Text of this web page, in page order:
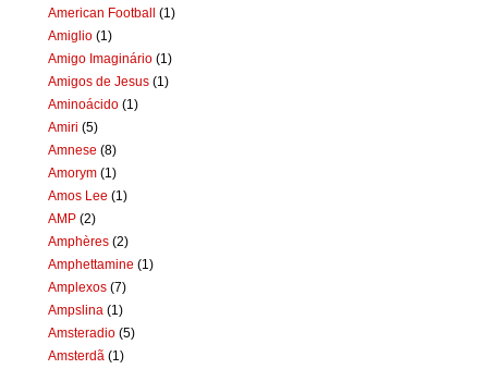
American Football (1)
Amiglio (1)
Amigo Imaginário (1)
Amigos de Jesus (1)
Aminoácido (1)
Amiri (5)
Amnese (8)
Amorym (1)
Amos Lee (1)
AMP (2)
Amphères (2)
Amphettamine (1)
Amplexos (7)
Ampslina (1)
Amsteradio (5)
Amsterdã (1)